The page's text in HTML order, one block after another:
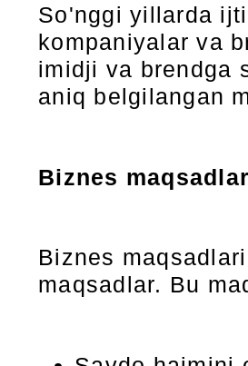
So'nggi yillarda
kompaniyalar va
imidji va brendga
aniq belgilangan
Biznes
Biznes
maqsadlar. Bu